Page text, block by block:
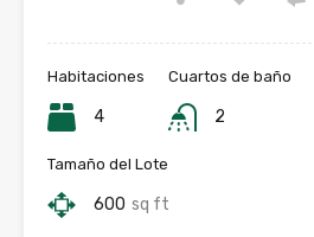
Habitaciones
4
Cuartos de baño
2
Tamaño del Lote
600 sq ft